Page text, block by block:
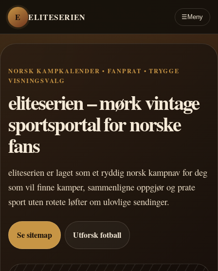
E ELITESERIEN ☰ Meny
NORSK KAMPKALENDER • FANPRAT • TRYGGE
VISNINGSVALG
eliteserien – mørk vintage
sportsportal for norske
fans
eliteserien er laget som et ryddig norsk kampnav for deg
som vil finne kamper, sammenligne oppgjør og prate
sport uten rotete løfter om ulovlige sendinger.
Se sitemap Utforsk fotball